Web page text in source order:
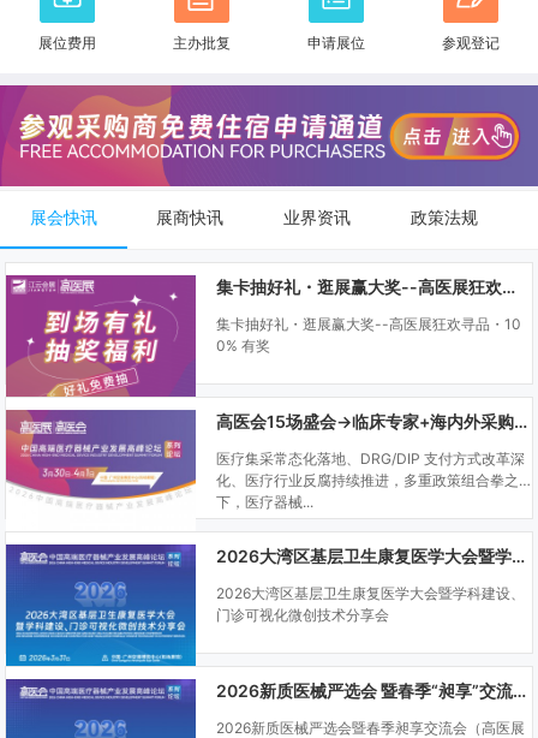
展位费用 主办批复 申请展位 参观登记
展会快讯 展商快讯 业界资讯 政策法规
集卡抽好礼・逛展赢大奖--高医展狂欢寻品・100% 有奖
集卡抽好礼・逛展赢大奖--高医展狂欢寻品・10
0% 有奖
高医会15场盛会→临床专家+海内外采购商双向对接
医疗集采常态化落地、DRG/DIP 支付方式改革深
化、医疗行业反腐持续推进，多重政策组合拳之
下，医疗器械...
2026大湾区基层卫生康复医学大会暨学科建设、门诊可视化微创技术分享会
2026大湾区基层卫生康复医学大会暨学科建设、
门诊可视化微创技术分享会
2026新质医械严选会 暨春季“昶享”交流会（高医展站）
2026新质医械严选会暨春季昶享交流会（高医展